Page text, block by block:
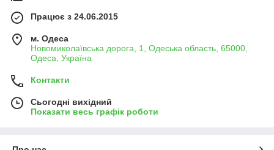
Працює з 24.06.2015
м. Одеса
Новомиколаївська дорога, 1, Одеська область, 65000,
Одеса, Україна
Контакти
Сьогодні вихідний
Показати весь графік роботи